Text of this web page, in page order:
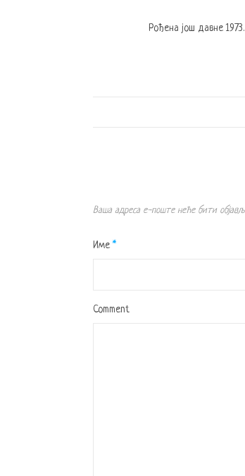
Рођена још давне
Ваша адреса е-поште неће бити
Име *
Comment